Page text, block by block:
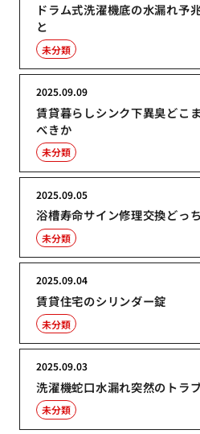
ドラム式洗濯機底の水漏れ予
と
未分類
賃貸暮らしシンク下異臭どこ
べきか
2025.09.09
未分類
浴槽寿命サイン修理交換どっち
2025.09.05
未分類
賃貸住宅のシリンダー錠
2025.09.04
未分類
洗濯機蛇口水漏れ突然のトラ
2025.09.03
未分類